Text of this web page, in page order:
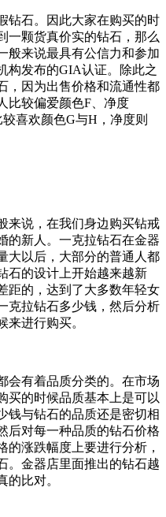
钻石。因此大家在购买的时
一颗货真价实的钻石，那么
般来说最具有公信力和参加
构发布的GIA认证。除此之
，因为出售价格和流通性都
比较偏爱颜色F、净度
喜欢颜色G与H，净度则
来说，在我们身边购买钻戒
的新人。一克拉钻石在金器
大以后，大部分的普通人都
石的设计上开始越来越新
距的，达到了大多数年轻女
克拉钻石多少钱，然后分析
来进行购买。
会有着品质分类的。在市场
买的时候品质基本上是可以
钱与钻石的品质还是密切相
后对每一种品质的钻石价格
的涨跌幅度上要进行分析，
。金器店里面推出的钻石越
的比对。